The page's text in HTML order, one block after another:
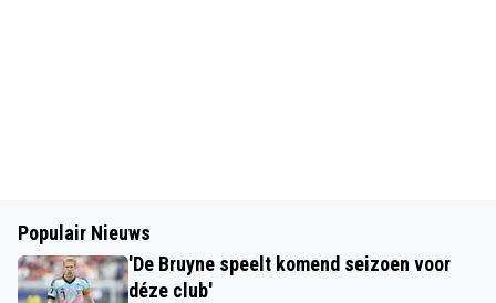
Populair Nieuws
'De Bruyne speelt komend seizoen voor
déze club'